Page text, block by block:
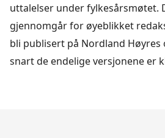
uttalelser under fylkesårsmøtet.
gjennomgår for øyeblikket
bli publisert på Nordland Høyres
snart de endelige versjonene er